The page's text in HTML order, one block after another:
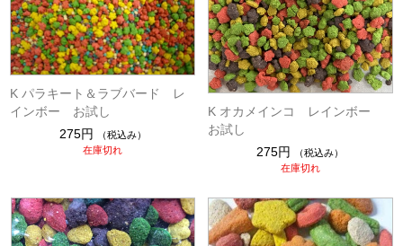
K パラキート＆ラブバード レ
インボー お試し
275円
（税込み）
在庫切れ
K オカメインコ レインボー
お試し
275円
（税込み）
在庫切れ